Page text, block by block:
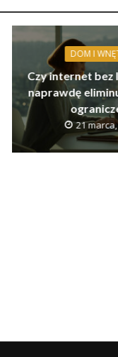
DOM I
Czy internet bez
naprawdę
21